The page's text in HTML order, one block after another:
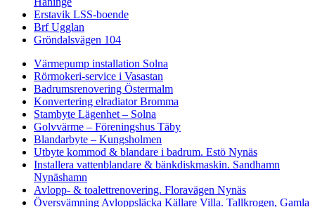
Erstavik LSS-boende
Brf Ugglan
Gröndalsvägen 104
Värmepump installation Solna
Rörmokeri-service i Vasastan
Badrumsrenovering Östermalm
Konvertering elradiator Bromma
Stambyte Lägenhet – Solna
Golvvärme – Föreningshus Täby
Blandarbyte – Kungsholmen
Utbyte kommod & blandare i badrum. Estö Nynäs
Installera vattenblandare & bänkdiskmaskin. Sandhamn
Nynäshamn
Avlopp- & toalettrenovering. Floravägen Nynäs
Översvämning Avloppsläcka Källare Villa. Tallkrogen, Gamla